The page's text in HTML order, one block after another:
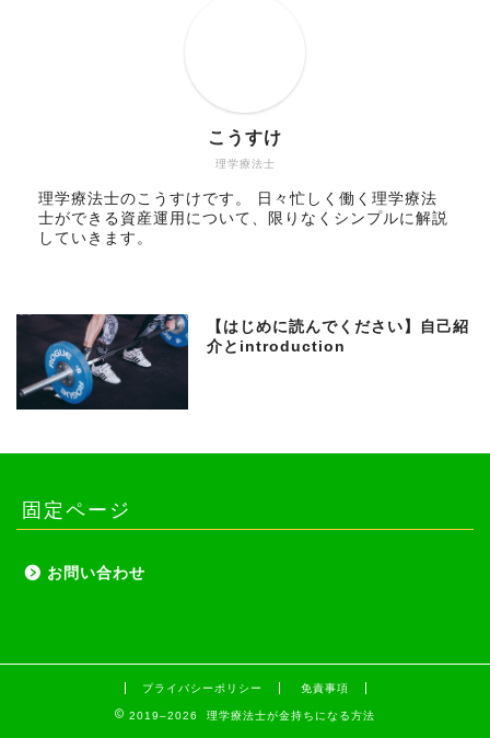
理学療法士
こうすけ
理学療法士のこうすけです。 日々忙しく働く理学療法
士ができる資産運用について、限りなくシンプルに解説
していきます。
【はじめに読んでください】自己紹
介とintroduction
固定ページ
お問い合わせ
プライバシーポリシー 免責事項
2019–2026 理学療法士が金持ちになる方法